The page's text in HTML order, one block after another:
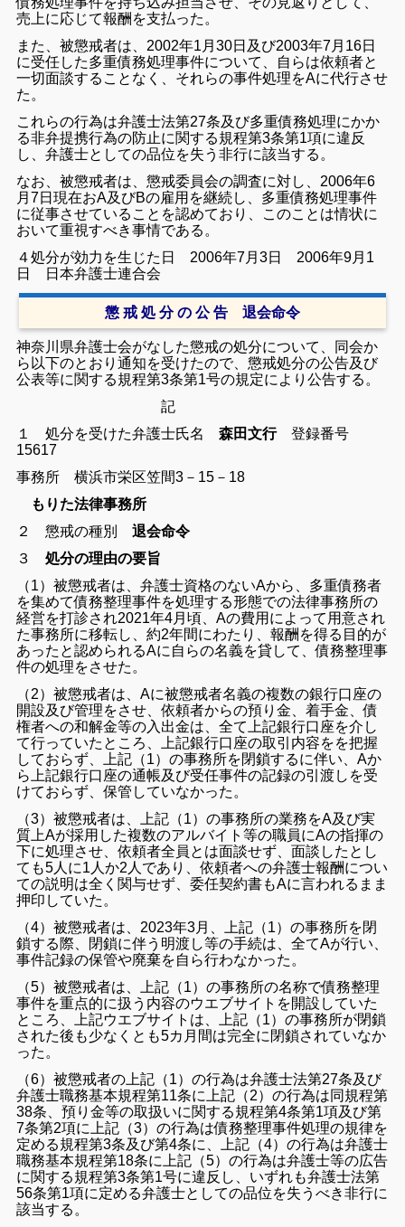
売上に応じて報酬を支払った。
また、被懲戒者は、2002年1月30日及び2003年7月16日
に受任した多重債務処理事件について、自らは依頼者と
一切面談することなく、それらの事件処理をAに代行させ
た。
これらの行為は弁護士法第27条及び多重債務処理にかか
る非弁提携行為の防止に関する規程第3条第1項に違反
し、弁護士としての品位を失う非行に該当する。
なお、被懲戒者は、懲戒委員会の調査に対し、2006年6
月7日現在おA及びBの雇用を継続し、多重債務処理事件
に従事させていることを認めており、このことは情状に
おいて重視すべき事情である。
４処分が効力を生じた日 2006年7月3日 2006年9月1
日 日本弁護士連合会
懲 戒 処 分 の 公 告 退会命令
神奈川県弁護士会がなした懲戒の処分について、同会か
ら以下のとおり通知を受けたので、懲戒処分の公告及び
公表等に関する規程第3条第1号の規定により公告する。
記
１ 処分を受けた弁護士氏名 森田文行登録番号
15617
事務所 横浜市栄区笠間3－15－18
もりた法律事務所
２ 懲戒の種別
退会命令
３処分の理由の要旨
（1）被懲戒者は、弁護士資格のないAから、多重債務者
を集めて債務整理事件を処理する形態での法律事務所の
経営を打診され2021年4月頃、Aの費用によって用意され
た事務所に移転し、約2年間にわたり、報酬を得る目的が
あったと認められるAに自らの名義を貸して、債務整理事
件の処理をさせた。
（2）被懲戒者は、Aに被懲戒者名義の複数の銀行口座の
開設及び管理をさせ、依頼者からの預り金、着手金、債
権者への和解金等の入出金は、全て上記銀行口座を介し
て行っていたところ、上記銀行口座の取引内容をを把握
しておらず、上記（1）の事務所を閉鎖するに伴い、Aか
ら上記銀行口座の通帳及び受任事件の記録の引渡しを受
けておらず、保管していなかった。
（3）被懲戒者は、上記（1）の事務所の業務をA及び実
質上Aが採用した複数のアルバイト等の職員にAの指揮の
下に処理させ、依頼者全員とは面談せず、面談したとし
ても5人に1人か2人であり、依頼者への弁護士報酬につい
ての説明は全く関与せず、委任契約書もAに言われるまま
押印していた。
（4）被懲戒者は、2023年3月、上記（1）の事務所を閉
鎖する際、閉鎖に伴う明渡し等の手続は、全てAが行い、
事件記録の保管や廃棄を自ら行わなかった。
（5）被懲戒者は、上記（1）の事務所の名称で債務整理
事件を重点的に扱う内容のウエブサイトを開設していた
ところ、上記ウエブサイトは、上記（1）の事務所が閉鎖
された後も少なくとも5カ月間は完全に閉鎖されていなか
った。
（6）被懲戒者の上記（1）の行為は弁護士法第27条及び
弁護士職務基本規程第11条に上記（2）の行為は同規程第
38条、預り金等の取扱いに関する規程第4条第1項及び第
7条第2項に上記（3）の行為は債務整理事件処理の規律を
定める規程第3条及び第4条に、上記（4）の行為は弁護士
職務基本規程第18条に上記（5）の行為は弁護士等の広告
に関する規程第3条第1号に違反し、いずれも弁護士法第
56条第1項に定める弁護士としての品位を失うべき非行に
該当する。